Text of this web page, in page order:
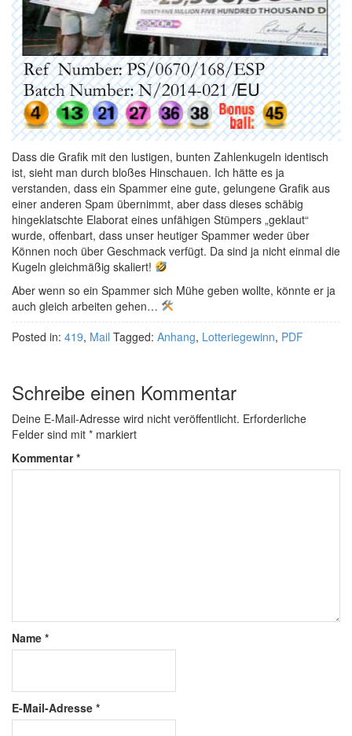
Dass die Grafik mit den lustigen, bunten Zahlenkugeln identisch
ist, sieht man durch bloßes Hinschauen. Ich hätte es ja
verstanden, dass ein Spammer eine gute, gelungene Grafik aus
einer anderen Spam übernimmt, aber dass dieses schäbig
hingeklatschte Elaborat eines unfähigen Stümpers „geklaut“
wurde, offenbart, dass unser heutiger Spammer weder über
Können noch über Geschmack verfügt. Da sind ja nicht einmal die
Kugeln gleichmäßig skaliert!
Aber wenn so ein Spammer sich Mühe geben wollte, könnte er ja
auch gleich arbeiten gehen…
Posted in: 419, Mail Tagged: Anhang, Lotteriegewinn, PDF
Schreibe einen Kommentar
Deine E-Mail-Adresse wird nicht veröffentlicht. Erforderliche
Felder sind mit * markiert
Kommentar*
Name *
E-Mail-Adresse *